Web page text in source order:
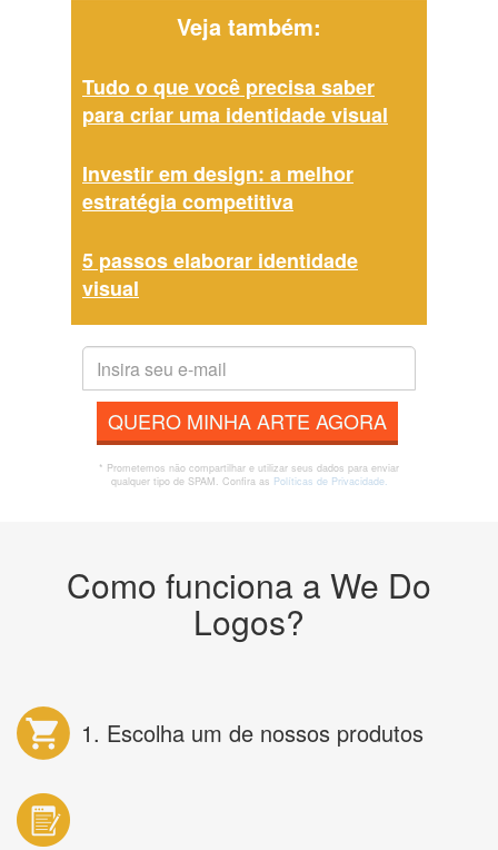
Veja também:
Tudo o que você precisa saber
para criar uma identidade visual
Investir em design: a melhor
estratégia competitiva
5 passos elaborar identidade
visual
QUERO MINHA ARTE AGORA
* Prometemos não compartilhar e utilizar seus dados para enviar
qualquer tipo de SPAM. Confira as Políticas de Privacidade.
Como funciona a We Do
Logos?
1. Escolha um de nossos produtos